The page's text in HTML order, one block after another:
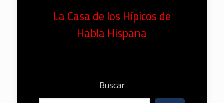
La Casa de los Hípicos de
Habla Hispana
Buscar